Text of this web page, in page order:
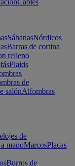
Cables
SábanasNórdicos
Barras de cortina
relleno
Plaids
de
salónAlfombras
de
manoMarcosPlacas
Burros de